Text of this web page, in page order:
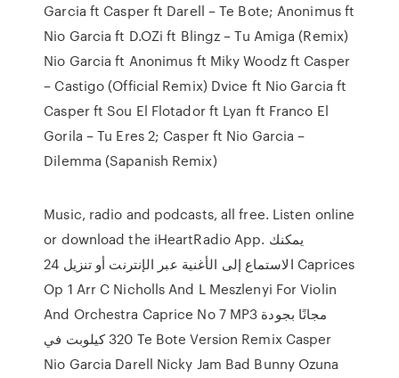
Garcia ft Casper ft Darell – Te Bote; Anonimus ft
Nio Garcia ft D.OZi ft Blingz – Tu Amiga (Remix)
Nio Garcia ft Anonimus ft Miky Woodz ft Casper
– Castigo (Official Remix) Dvice ft Nio Garcia ft
Casper ft Sou El Flotador ft Lyan ft Franco El
Gorila – Tu Eres 2; Casper ft Nio Garcia –
Dilemma (Sapanish Remix)
Music, radio and podcasts, all free. Listen online
or download the iHeartRadio App. يمكنك
الاستماع إلى الأغنية عبر الإنترنت أو تنزيل 24 Caprices
Op 1 Arr C Nicholls And L Meszlenyi For Violin
And Orchestra Caprice No 7 MP3 مجانًا بجودة
320 كيلوبت في Te Bote Version Remix Casper
Nio Garcia Darell Nicky Jam Bad Bunny Ozuna